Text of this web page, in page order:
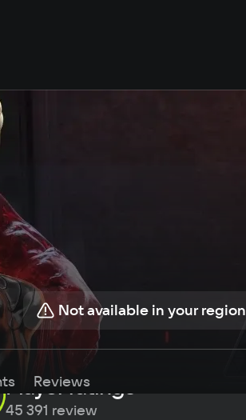
Not available in your region
Reviews
Player ratings
45 391 review